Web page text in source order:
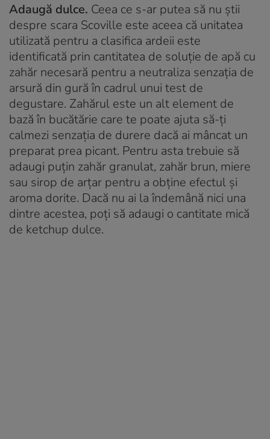
Adaugă dulce. Ceea ce s-ar putea să nu știi
despre scara Scoville este aceea că unitatea
utilizată pentru a clasifica ardeii este
identificată prin cantitatea de soluție de apă cu
zahăr necesară pentru a neutraliza senzația de
arsură din gură în cadrul unui test de
degustare. Zahărul este un alt element de
bază în bucătărie care te poate ajuta să-ți
calmezi senzația de durere dacă ai mâncat un
preparat prea picant. Pentru asta trebuie să
adaugi puțin zahăr granulat, zahăr brun, miere
sau sirop de arțar pentru a obține efectul și
aroma dorite. Dacă nu ai la îndemână nici una
dintre acestea, poți să adaugi o cantitate mică
de ketchup dulce.